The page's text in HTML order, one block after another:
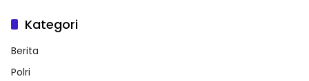
Kategori
Berita
Polri